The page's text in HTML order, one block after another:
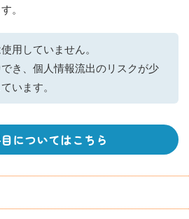
。
用していません。
き、個人情報流出のリスクが少
います。
についてはこちら